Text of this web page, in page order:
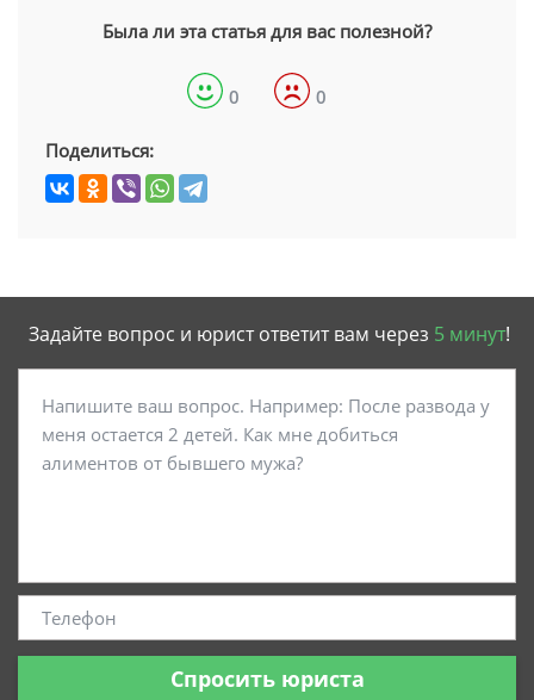
Была ли эта статья для вас полезной?
0 0
Поделиться:
Задайте вопрос и юрист ответит вам через 5 минут!
Спросить юриста